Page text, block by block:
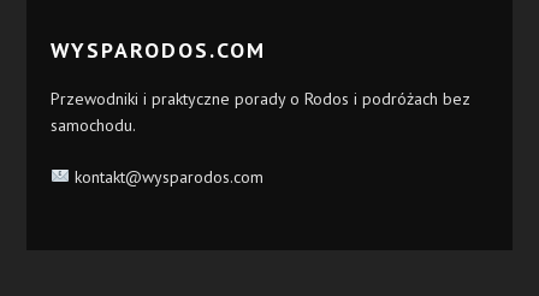
WYSPARODOS.COM
Przewodniki i praktyczne porady o Rodos i podróżach bez
samochodu.
kontakt@wysparodos.com